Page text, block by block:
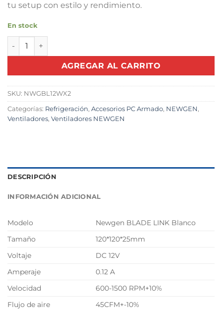
tu setup con estilo y rendimiento.
En stock
Ventiladores NEWGEN Blade LINK White ARGB 120mm
AGREGAR AL CARRITO
SKU: NWGBL12WX2
Categorías: Refrigeración, Accesorios PC Armado, NEWGEN ,
Ventiladores, Ventiladores NEWGEN
DESCRIPCIÓN
INFORMACIÓN ADICIONAL
Modelo
Newgen BLADE LINK Blanco
Tamaño
120*120*25mm
Voltaje
DC 12V
Amperaje
0.12 A
Velocidad
600-1500 RPM+10%
Flujo de aire
45CFM+-10%